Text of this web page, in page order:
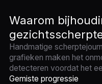
Waarom
Handmatige
grafieken maken het
detecteren voordat het
Gemiste progressie